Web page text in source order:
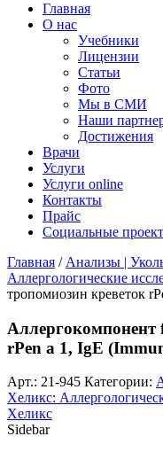
Главная
О нас
Учебники
Лицензии
Статьи
Фото
Мы в СМИ
Наши
Достижения
Врачи
Услуги
Услуги online
Контакты
Прайс
Социальные
Главная / Анализы |
Аллергологические
тропомиозин креветок
Аллергокомпонент
rPen a 1, IgE
Арт.: 21-945 Категории:
Хеликс:
Хеликс
Sidebar